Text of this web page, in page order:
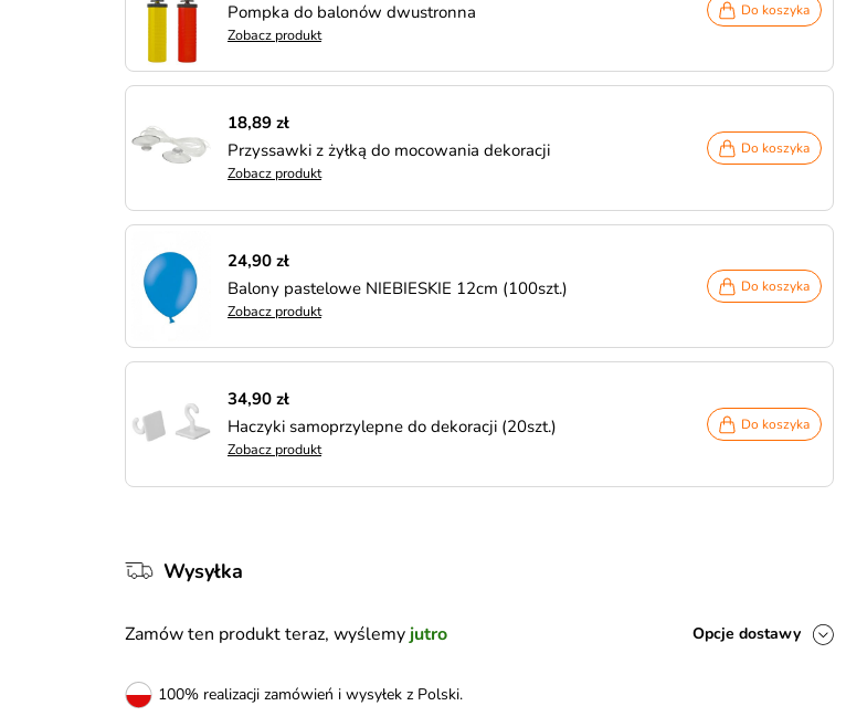
Pompka do balonów dwustronna
Zobacz produkt
Do koszyka
18,89 zł
Przyssawki z żyłką do mocowania dekoracji
Zobacz produkt
Do koszyka
24,90 zł
Balony pastelowe NIEBIESKIE 12cm (100szt.)
Zobacz produkt
Do koszyka
34,90 zł
Haczyki samoprzylepne do dekoracji (20szt.)
Zobacz produkt
Do koszyka
Wysyłka
Zamów ten produkt teraz, wyślemy jutro Opcje dostawy
100% realizacji zamówień i wysyłek z Polski.